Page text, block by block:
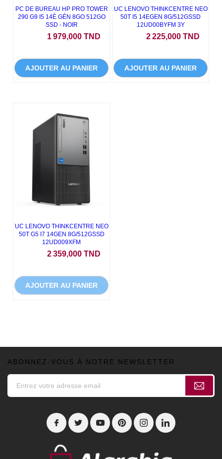
PC DE BUREAU HP PRO TOWER
290 G9 I5 14È GÉN 8GO 512GO
SSD - NOIR
1 979,000 TND
AJOUTER AU PANIER
UC LENOVO THINKCENTRE NEO
50T I5 14EGEN 8G/512GSSD
12UD00BYFM 3Y
2 225,000 TND
AJOUTER AU PANIER
UC LENOVO THINKCENTRE NEO
50T G5 I7 14GEN 8G/512GSSD
12UD009XFM
2 359,000 TND
AJOUTER AU PANIER
ABONNEZ-VOUS À NOTRE NEWSLETTER